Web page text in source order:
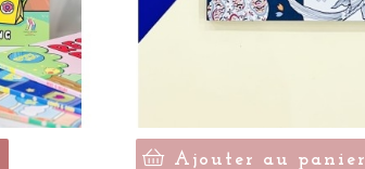
Ajouter au panier